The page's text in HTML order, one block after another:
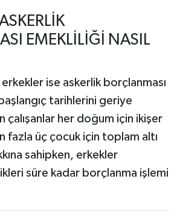
EMEKLİLİĞİ NASIL
ise askerlik borçlanması
tarihlerini geriye
çalışanlar her doğum için ikişer
fazla üç çocuk için toplam altı
sahipken, erkekler
süre kadar borçlanma işlemi